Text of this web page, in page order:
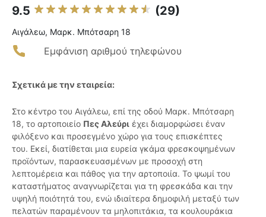
9.5 (29)
Αιγάλεω, Μαρκ. Μπότσαρη 18
Εμφάνιση αριθμού τηλεφώνου
Σχετικά με την εταιρεία:
Στο κέντρο του Αιγάλεω, επί της οδού Μαρκ. Μπότσαρη
18, το αρτοποιείο Πες Αλεύρι έχει διαμορφώσει έναν
φιλόξενο και προσεγμένο χώρο για τους επισκέπτες
του. Εκεί, διατίθεται μια ευρεία γκάμα φρεσκοψημένων
προϊόντων, παρασκευασμένων με προσοχή στη
λεπτομέρεια και πάθος για την αρτοποιία. Το ψωμί του
καταστήματος αναγνωρίζεται για τη φρεσκάδα και την
υψηλή ποιότητά του, ενώ ιδιαίτερα δημοφιλή μεταξύ των
πελατών παραμένουν τα μηλοπιτάκια, τα κουλουράκια